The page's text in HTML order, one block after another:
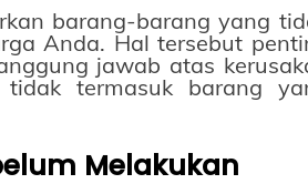
barang-barang yang
Anda. Hal tersebut
jawab atas
termasuk barang
Melakukan